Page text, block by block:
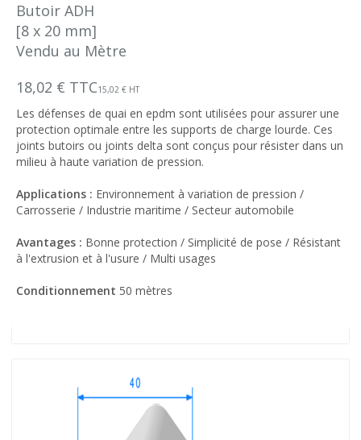
Butoir ADH
[8 x 20 mm]
Vendu au Mètre
18,02 € TTC15,02 € HT
Les défenses de quai en epdm sont utilisées pour assurer une
protection optimale entre les supports de charge lourde. Ces
joints butoirs ou joints delta sont conçus pour résister dans un
milieu à haute variation de pression.
Applications : Environnement à variation de pression /
Carrosserie / Industrie maritime / Secteur automobile
Avantages : Bonne protection / Simplicité de pose / Résistant
à l'extrusion et à l'usure / Multi usages
Conditionnement 50 mètres